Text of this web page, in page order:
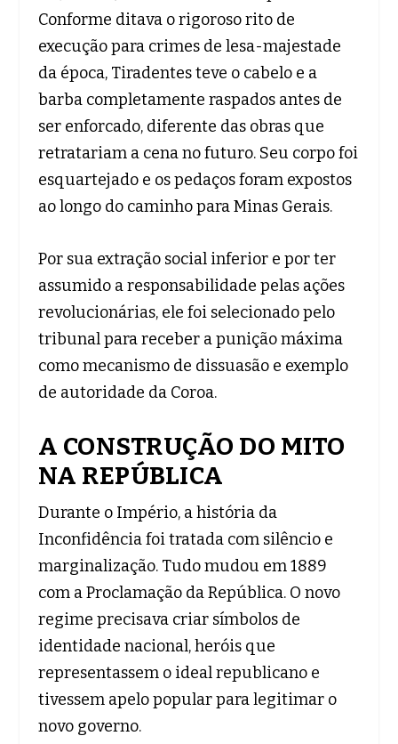
Conforme ditava o rigoroso rito de
execução para crimes de lesa-majestade
da época, Tiradentes teve o cabelo e a
barba completamente raspados antes de
ser enforcado, diferente das obras que
retratariam a cena no futuro. Seu corpo foi
esquartejado e os pedaços foram expostos
ao longo do caminho para Minas Gerais.
Por sua extração social inferior e por ter
assumido a responsabilidade pelas ações
revolucionárias, ele foi selecionado pelo
tribunal para receber a punição máxima
como mecanismo de dissuasão e exemplo
de autoridade da Coroa.
A CONSTRUÇÃO DO MITO
NA REPÚBLICA
Durante o Império, a história da
Inconfidência foi tratada com silêncio e
marginalização. Tudo mudou em 1889
com a Proclamação da República. O novo
regime precisava criar símbolos de
identidade nacional, heróis que
representassem o ideal republicano e
tivessem apelo popular para legitimar o
novo governo.